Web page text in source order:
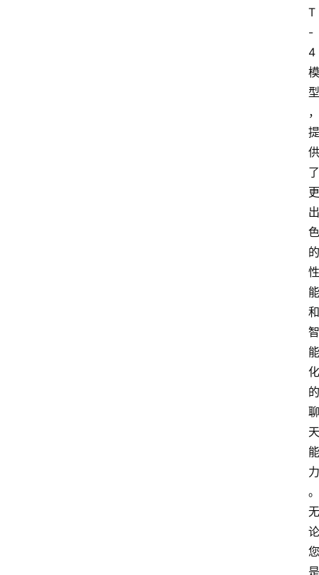
T
-
4
模
型
，
提
供
了
更
出
色
的
性
能
和
智
能
化
的
聊
天
能
力
。
无
论
您
是